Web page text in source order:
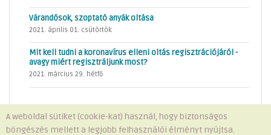
Várandósok, szoptató anyák oltása
2021. április 01. csütörtök
Mit kell tudni a koronavírus elleni oltás regisztrációjáról -
avagy miért regisztráljunk most?
2021. március 29. hétfő
Minden jog fenntartva © 2026 Telki Község Önkormányzata
A weboldal sütiket (cookie-kat) használ, hogy biztonságos
böngészés mellett a legjobb felhasználói élményt nyújtsa.